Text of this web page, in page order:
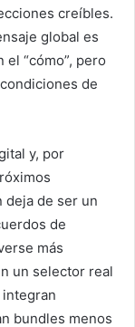
creíbles.
global es
“cómo”, pero
de
y, por
de ser un
de
más
un selector real
bundles menos